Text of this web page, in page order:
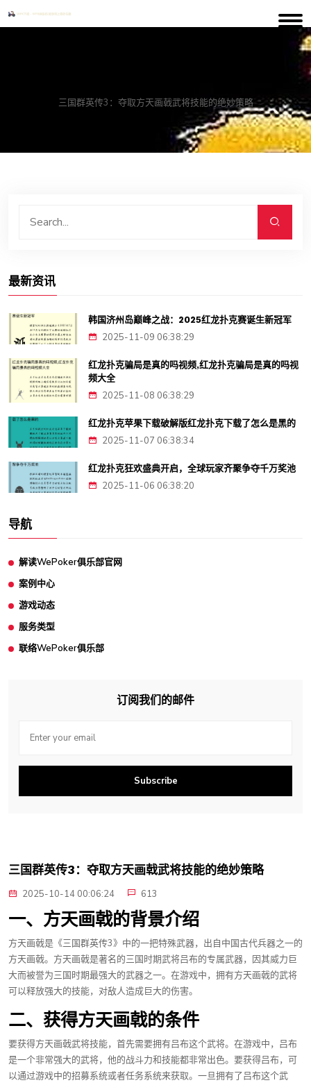
三国群英传3：夺取方天画戟武将技能的绝妙策略
最新资讯
韩国济州岛巅峰之战：2025红龙扑克赛诞生新冠军
2025-11-09 06:38:29
红龙扑克骗局是真的吗视频,红龙扑克骗局是真的吗视
频大全
2025-11-08 06:38:29
红龙扑克苹果下载破解版红龙扑克下载了怎么是黑的
2025-11-07 06:38:34
红龙扑克狂欢盛典开启，全球玩家齐聚争夺千万奖池
2025-11-06 06:38:20
导航
解读WePoker俱乐部官网
案例中心
游戏动态
服务类型
联络WePoker俱乐部
订阅我们的邮件
Subscribe
三国群英传3：夺取方天画戟武将技能的绝妙策略
2025-10-14 00:06:24 613
一、方天画戟的背景介绍
方天画戟是《三国群英传3》中的一把特殊武器，出自中国古代兵器之一的
方天画戟。方天画戟是著名的三国时期武将吕布的专属武器，因其威力巨
大而被誉为三国时期最强大的武器之一。在游戏中，拥有方天画戟的武将
可以释放强大的技能，对敌人造成巨大的伤害。
二、获得方天画戟的条件
要获得方天画戟武将技能，首先需要拥有吕布这个武将。在游戏中，吕布
是一个非常强大的武将，他的战斗力和技能都非常出色。要获得吕布，可
以通过游戏中的招募系统或者任务系统来获取。一旦拥有了吕布这个武